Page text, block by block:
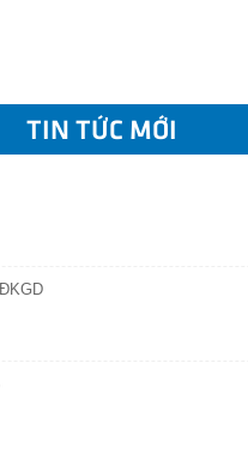
TIN TỨC MỚI